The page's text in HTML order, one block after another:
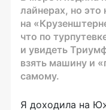
лайнерах, но
на
что по
и увидеть
взять машину и
самому.
Я доходила на